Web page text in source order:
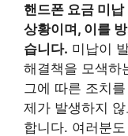
핸드폰 요금 미
상황이며, 이를
습니다. 미납이
해결책을 모색하
그에 따른 조치
제가 발생하지
합니다. 여러분